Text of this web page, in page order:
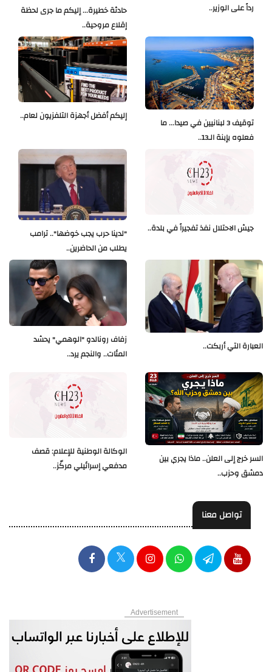
حادثة خطيرة... إليكم ما جرى لحظة
إقلاع مروحية..
رداً على الوزير..
إليكم أفضل أجهزة التلفزيون لعام..
توقيف 3 لبنانيين في صيدا... ما
فعلوه بإبنة الـ13..
"لدينا حرب يجب خوضها".. ترامب
يطلب من الحاضرين..
جيش الاحتلال نفذ تفجيراً في بلدة..
زفاف رونالدو "الوهمي" يحشد
المئات.. والنجم يرد..
العبارة التي أربكت..
الوكالة الوطنية للإعلام: قصف
مدفعي إسرائيلي مركّز..
السر خرج إلى العلن.. ماذا يجري بين
دمشق وحزب..
تواصل معنا
Advertisement